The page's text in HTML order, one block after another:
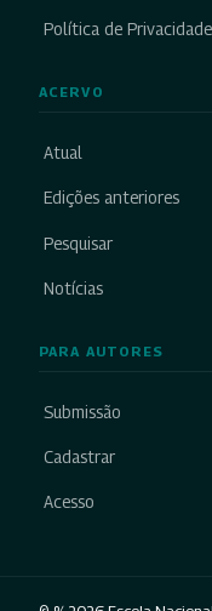
Política de Privacidade
ACERVO
Atual
Edições anteriores
Pesquisar
Notícias
PARA AUTORES
Submissão
Cadastrar
Acesso